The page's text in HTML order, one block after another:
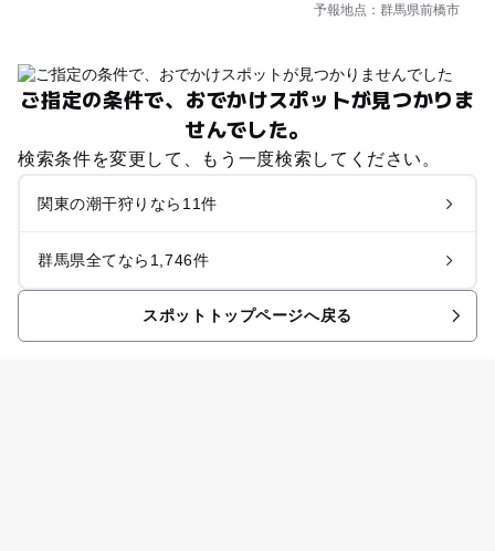
予報地点：群馬県前橋市
ご指定の条件で、おでかけスポットが見つかりま
せんでした。
検索条件を変更して、もう一度検索してください。
関東の潮干狩りなら11件
群馬県全てなら1,746件
スポットトップページへ戻る